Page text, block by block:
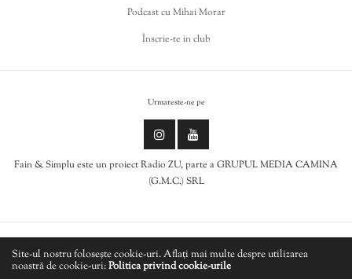
Podcast cu Mihai Morar
Înscrie-te in club
Urmareste-ne pe
Fain & Simplu este un proiect Radio ZU, parte a GRUPUL MEDIA CAMINA
(G.M.C.) SRL
Politica de cookies
Site-ul nostru folosește cookie-uri. Aflați mai multe despre utilizarea
noastră de cookie-uri:Politica privind cookie-urile